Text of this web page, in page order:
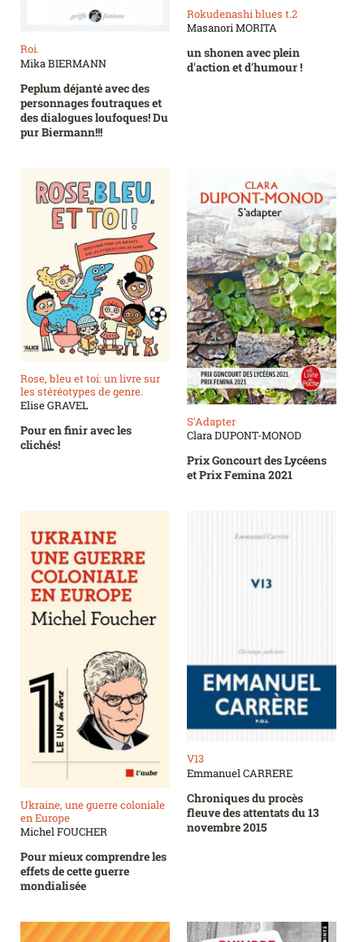
Roi.
Mika BIERMANN
Peplum déjanté avec des
personnages foutraques et
des dialogues loufoques! Du
pur Biermann!!!
Rokudenashi blues t.2
Masanori MORITA
un shonen avec plein
d'action et d'humour !
Rose, bleu et toi: un livre sur
les stéréotypes de genre.
Elise GRAVEL
Pour en finir avec les
clichés!
S'Adapter
Clara DUPONT-MONOD
Prix Goncourt des Lycéens
et Prix Femina 2021
Ukraine, une guerre coloniale
en Europe
Michel FOUCHER
Pour mieux comprendre les
effets de cette guerre
mondialisée
V13
Emmanuel CARRERE
Chroniques du procès
fleuve des attentats du 13
novembre 2015